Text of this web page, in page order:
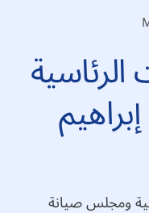
ومجلس صيانة